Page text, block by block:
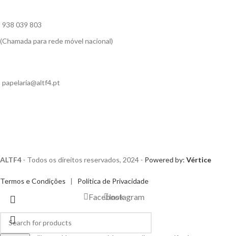
938 039 803
(Chamada para rede móvel nacional)
papelaria@altf4.pt
ALTF4 - Todos os direitos reservados, 2024 - Powered by: Vértice
Termos e Condições | Política de Privacidade
FacebookInstagram